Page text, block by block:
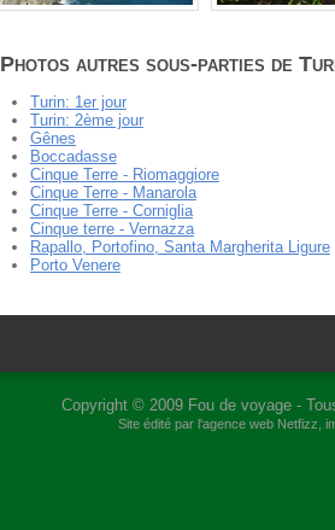
Photos autres sous-parties de
Turin: 1er jour
Turin: 2ème jour
Gênes
Boccadasse
Cinque Terre - Riomaggiore
Cinque Terre - Manarola
Cinque Terre - Corniglia
Cinque terre - Vernazza
Rapallo, Portofino, Santa Margherita Ligure
Porto Venere
Copyright © 2009 Fou de voyage-
Site édité par l'agence web Netfizz ,